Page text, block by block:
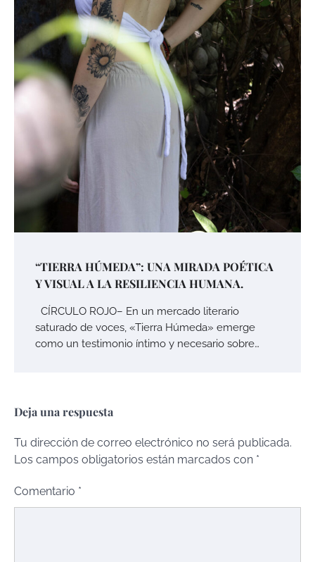
“TIERRA HÚMEDA”: UNA MIRADA POÉTICA
Y VISUAL A LA RESILIENCIA HUMANA.
CÍRCULO ROJO– En un mercado literario
saturado de voces, «Tierra Húmeda» emerge
como un testimonio íntimo y necesario sobre…
Deja una respuesta
Tu dirección de correo electrónico no será publicada.
Los campos obligatorios están marcados con *
Comentario *